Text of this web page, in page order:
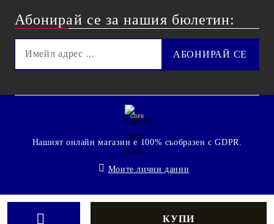
Абонирай се за нашия бюлетин:
GDPR
Нашият онлайн магазин е 100% съобразен с GDPR.
Моите лични данни